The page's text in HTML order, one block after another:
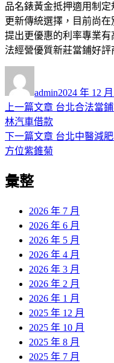
品名錶黃金抵押適用制定
更新傳統選擇，目前尚
提出更優惠的利率專業
法經營優質新莊當鋪好評
者
admin佈
日
2024 年 12
文
章
導
覽
上一篇文章 上
篇
台北合法當
林汽車借款
下一篇文章 下
台北中醫減
方位紫錐菊
彙整
2026 年 7 月
2026 年 6 月
2026 年 5 月
2026 年 4 月
2026 年 3 月
2026 年 2 月
2026 年 1 月
2025 年 12 月
2025 年 10 月
2025 年 8 月
2025 年 7 月